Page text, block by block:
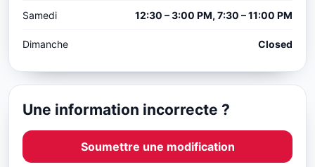
Samedi 12:30 – 3:00 PM, 7:30 – 11:00 PM
Dimanche Closed
Une information incorrecte ?
Soumettre une modification